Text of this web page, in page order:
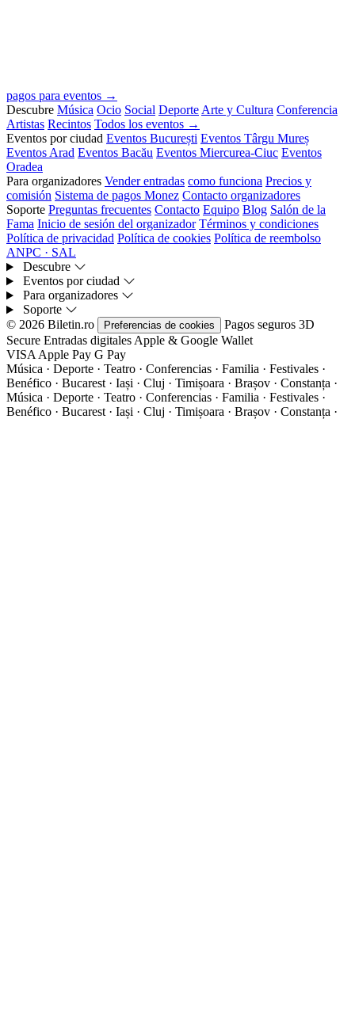
pagos para eventos →
Descubre Música Ocio Social Deporte Arte y Cultura Conferencia
Artistas Recintos Todos los eventos →
Eventos por ciudad Eventos București Eventos Târgu Mureș
Eventos Arad Eventos Bacău Eventos Miercurea-Ciuc Eventos
Oradea
Para organizadores Vender entradas como funciona Precios y
comisión Sistema de pagos Monez Contacto organizadores
Soporte Preguntas frecuentes Contacto Equipo Blog Salón de la
Fama Inicio de sesión del organizador Términos y condiciones
Política de privacidad Política de cookies Política de reembolso
ANPC · SAL
Descubre
Eventos por ciudad
Para organizadores
Soporte
© 2026 Biletin.ro
Preferencias de cookies Pagos seguros 3D
Secure Entradas digitales Apple & Google Wallet
VISA Apple Pay G Pay
Música · Deporte · Teatro · Conferencias · Familia · Festivales ·
Benéfico · Bucarest · Iași · Cluj · Timișoara · Brașov · Constanța ·
Música · Deporte · Teatro · Conferencias · Familia · Festivales ·
Benéfico · Bucarest · Iași · Cluj · Timișoara · Brașov · Constanța ·